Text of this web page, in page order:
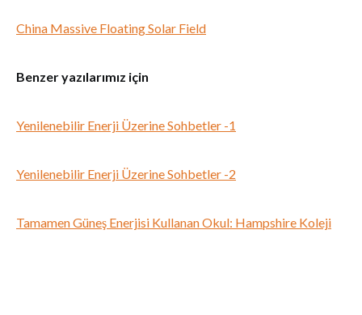
China Massive Floating Solar Field
Benzer yazılarımız için
Yenilenebilir Enerji Üzerine Sohbetler -1
Yenilenebilir Enerji Üzerine Sohbetler -2
Tamamen Güneş Enerjisi Kullanan Okul: Hampshire Koleji